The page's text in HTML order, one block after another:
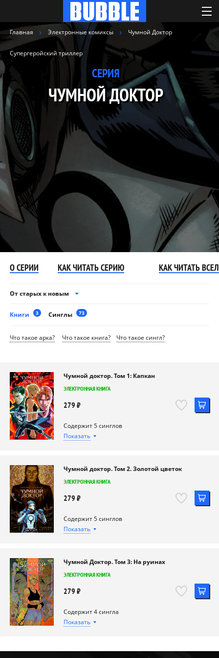
Главная Электронные комиксы Чумной Доктор
Супергеройский триллер
СЕРИЯ
ЧУМНОЙ ДОКТОР
О СЕРИИ КАК ЧИТАТЬ СЕРИЮ КАК ЧИТАТЬ
От старых к новым
Книги 3 Синглы 73
Что такое арка? Что такое книга? Что такое сингл?
Чумной доктор. Том 1: Капкан
ЭЛЕКТРОННАЯ КНИГА
279 ₽
Содержит 5 синглов
Показать
99 ₽
Чумной Доктор №2
ЭЛЕКТРОННЫЙ СИНГЛ
Чумной доктор. Том 2. Золотой цветок
ЭЛЕКТРОННАЯ КНИГА
279 ₽
Содержит 5 синглов
Показать
99 ₽
Чумной Доктор №6
Чумной Доктор. Том 3: На руинах
ЭЛЕКТРОННАЯ КНИГА
279 ₽
Содержит 4 сингла
Показать